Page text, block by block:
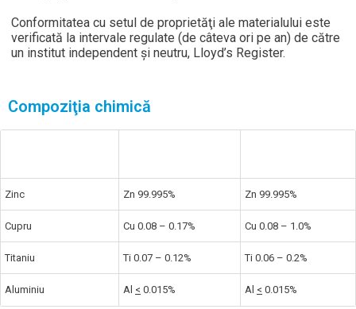
Conformitatea cu setul de proprietăţi ale materialului este
verificată la intervale regulate (de câteva ori pe an) de către
un institut independent şi neutru, Lloyd’s Register.
Compoziţia chimică
Zinc Zn 99.995% Zn 99.995%
Cupru Cu 0.08 – 0.17% Cu 0.08 – 1.0%
Titaniu Ti 0.07 – 0.12% Ti 0.06 – 0.2%
Aluminiu Al < 0.015% Al < 0.015%